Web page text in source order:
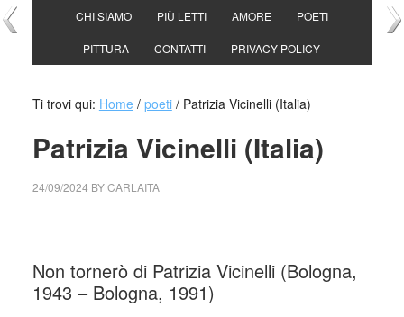
CHI SIAMO PIÙ LETTI AMORE POETI
PITTURA CONTATTI PRIVACY POLICY
Ti trovi qui: Home / poeti /Patrizia Vicinelli (Italia)
Patrizia Vicinelli (Italia)
24/09/2024 BYCARLAITA
Non tornerò di Patrizia Vicinelli (Bologna,
1943 – Bologna, 1991)